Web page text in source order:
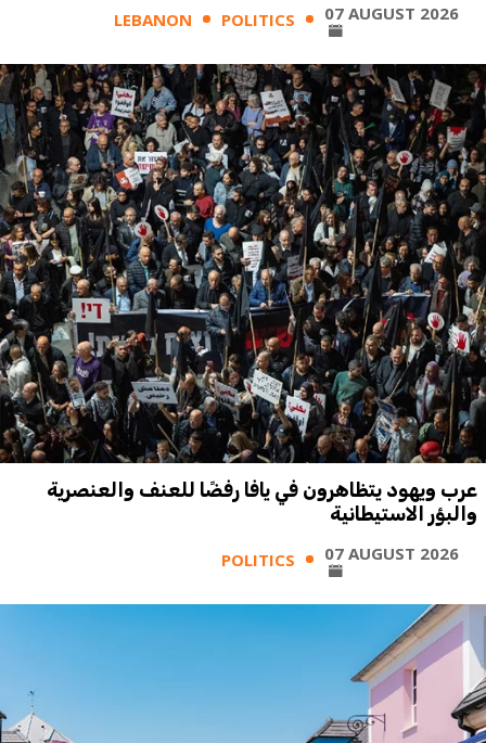
LEBANON POLITICS 07 AUGUST 2026
عرب ويهود يتظاهرون في يافا رفضًا للعنف والعنصرية
والبؤر الاستيطانية
POLITICS 07 AUGUST 2026